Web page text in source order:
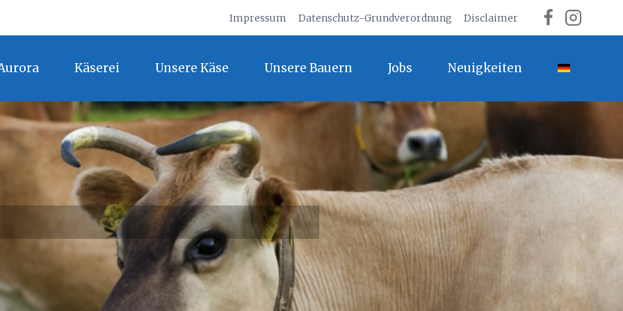
Impressum Datenschutz-Grundverordnung Disclaimer
Käserei Unsere Käse Unsere Bauern Jobs Neuigkeiten